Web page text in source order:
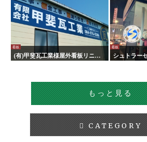
看板
(有)甲斐瓦工業様屋外看板リニュ
ーアル工事
看板
シュトラー
内外サイン
もっと見る
CATEGORY